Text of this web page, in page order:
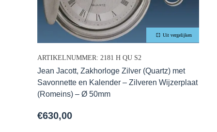
Uit vergelijken
ARTIKELNUMMER: 2181 H QU S2
Jean Jacott, Zakhorloge Zilver (Quartz) met
Savonnette en Kalender – Zilveren Wijzerplaat
(Romeins) – Ø 50mm
€630,00